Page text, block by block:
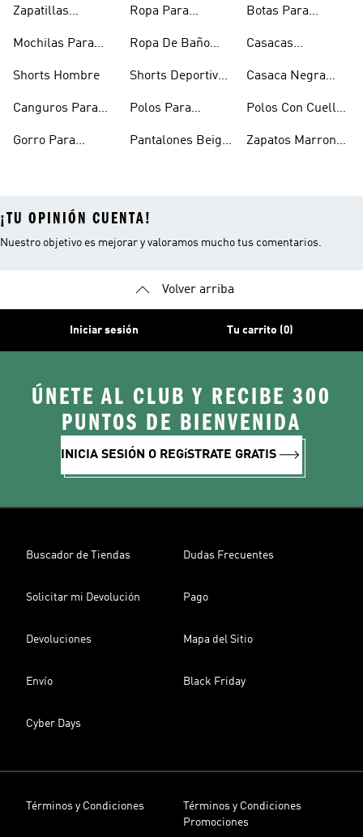
Zapatillas
Mochilas Para
Shorts Hombre
Canguros Para
Gorro Para
Ropa Para
Ropa De Baño
Shorts Deportivos
Polos Para
Pantalones Beige
Botas Para
Casacas
Hombre
Casaca Negra
Polos Con Cuello
Zapatos Marron
¡TU OPINIÓN CUENTA!
Nuestro objetivo es mejorar y valoramos mucho tus comentarios.
Volver arriba
Iniciar sesión Tu carrito (0)
ÚNETE AL CLUB Y RECIBE 300
PUNTOS DE BIENVENIDA
INICIA SESIÓN O REGíSTRATE GRATIS
Buscador de Tiendas Dudas Frecuentes
Solicitar mi Devolución Pago
Devoluciones Mapa del Sitio
Envío Black Friday
Cyber Days
Términos y Condiciones
Términos y Condiciones
Promociones